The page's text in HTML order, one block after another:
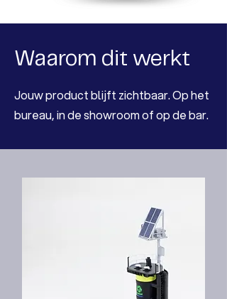
Waarom dit werkt
Jouw product blijft zichtbaar. Op het
bureau, in de showroom of op de bar.